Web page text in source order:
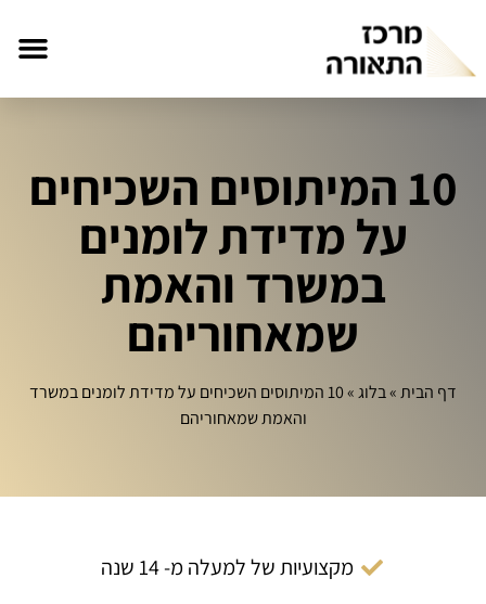
10 המיתוסים השכיחים
על מדידת לומנים
במשרד והאמת
שמאחוריהם
דף הבית»בלוג»
10 המיתוסים השכיחים על מדידת לומנים במשרד
והאמת שמאחוריהם
מקצועיות של למעלה מ- 14 שנה